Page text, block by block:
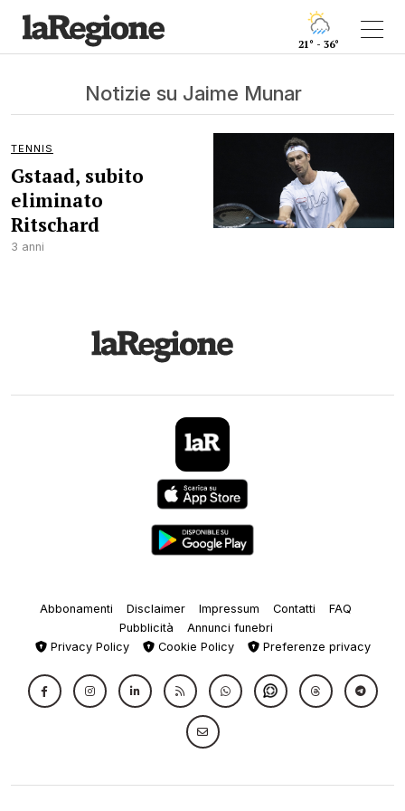
21° - 36°
Notizie su Jaime Munar
TENNIS
Gstaad, subito
eliminato
Ritschard
3 anni
Abbonamenti Disclaimer Impressum Contatti
FAQ
Pubblicità
Annunci funebri
Privacy Policy
Cookie Policy Preferenze privacy